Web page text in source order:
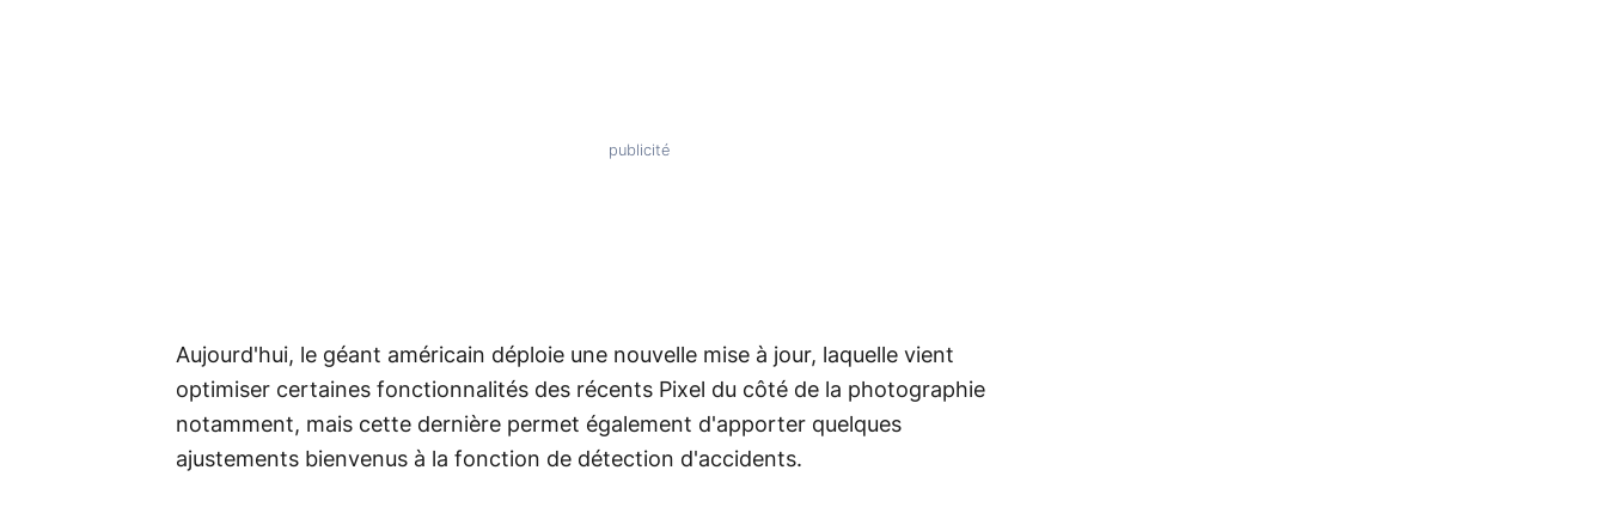
Aujourd'hui, le géant américain déploie une nouvelle mise à jour, laquelle vient
optimiser certaines fonctionnalités des récents Pixel du côté de la photographie
notamment, mais cette dernière permet également d'apporter quelques
ajustements bienvenus à la fonction de détection d'accidents.